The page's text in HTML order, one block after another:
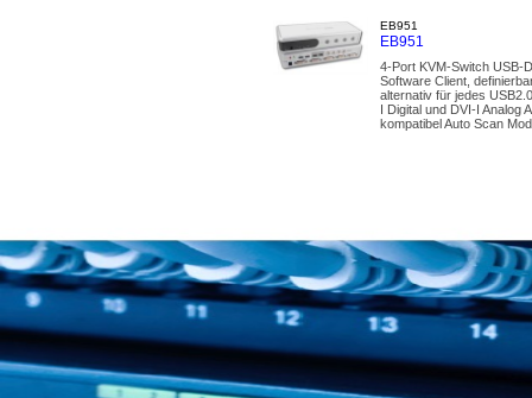
EB951
EB951
4-Port KVM-Switch USB-
Software Client,
alternativ für jedes
I Digital und DVI-I Analog
kompatibel Auto Scan